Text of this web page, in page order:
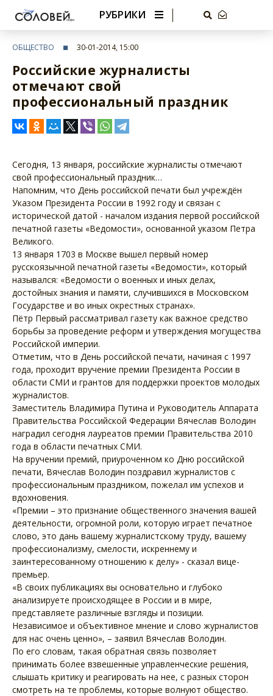
РУБРИКИ
ОБЩЕСТВО 30-01-2014, 15:00
Российские журналисты
отмечают свой
профессиональный праздник
Сегодня, 13 января, российские журналисты отмечают
свой профессиональный праздник…
Напомним, что День российской печати был учреждён
Указом Президента России в 1992 году и связан с
исторической датой - началом издания первой российской
печатной газеты «Ведомости», основанной указом Петра
Великого.
13 января 1703 в Москве вышел первый номер
русскоязычной печатной газеты «Ведомости», который
назывался: «Ведомости о военных и иных делах,
достойных знания и памяти, случившихся в Московском
Государстве и во иных окрестных странах».
Пётр Первый рассматривал газету как важное средство
борьбы за проведение реформ и утверждения могущества
Российской империи.
Отметим, что в День российской печати, начиная с 1997
года, проходит вручение премии Президента России в
области СМИ и грантов для поддержки проектов молодых
журналистов.
Заместитель Владимира Путина и Руководитель Аппарата
Правительства Российской Федерации Вячеслав Володин
наградил сегодня лауреатов премии Правительства 2010
года в области печатных СМИ.
На вручении премий, приуроченном ко Дню российской
печати, Вячеслав Володин поздравил журналистов с
профессиональным праздником, пожелал им успехов и
вдохновения.
«Премии – это признание общественного значения вашей
деятельности, огромной роли, которую играет печатное
слово, это дань вашему журналистскому труду, вашему
профессионализму, смелости, искреннему и
заинтересованному отношению к делу» - сказал вице-
премьер.
«В своих публикациях вы основательно и глубоко
анализируете происходящее в России и в мире,
представляете различные взгляды и позиции.
Независимое и объективное мнение и слово журналистов
для нас очень ценно», – заявил Вячеслав Володин.
По его словам, такая обратная связь позволяет
принимать более взвешенные управленческие решения,
слышать критику и реагировать на нее, с разных сторон
смотреть на те проблемы, которые волнуют общество.